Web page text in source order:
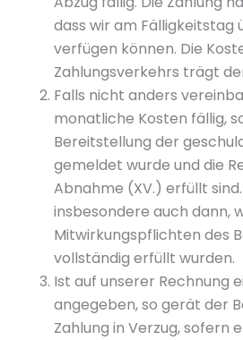
dass wir am Fälligkeitstag
verfügen können. Die
Zahlungsverkehrs trägt
Falls nicht anders
monatliche Kosten fällig,
Bereitstellung der
gemeldet wurde und die
Abnahme (XV.) erfüllt
insbesondere auch dann,
Mitwirkungspflichten des
vollständig erfüllt wurden.
Ist auf unserer Rechnung
angegeben, so gerät der
Zahlung in Verzug, sofern